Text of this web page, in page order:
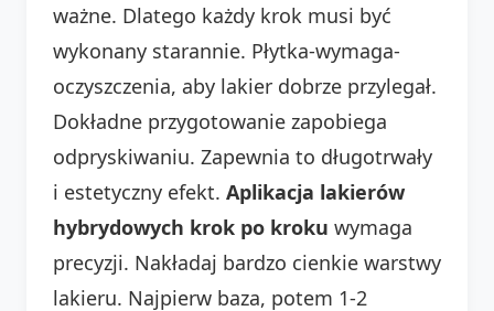
ważne. Dlatego każdy krok musi być
wykonany starannie. Płytka-wymaga-
oczyszczenia, aby lakier dobrze przylegał.
Dokładne przygotowanie zapobiega
odpryskiwaniu. Zapewnia to długotrwały
i estetyczny efekt. Aplikacja lakierów
hybrydowych krok po kroku wymaga
precyzji. Nakładaj bardzo cienkie warstwy
lakieru. Najpierw baza, potem 1-2